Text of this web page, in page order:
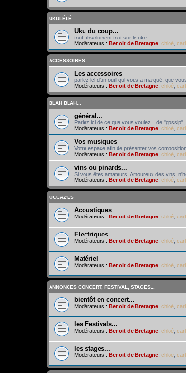
UKULÉLÉ
Uku du coup...
tout absolument tout sur le uke...
Modérateurs : Benoit de Bretagne chloé
ACCESSOIRES
Les accessoires
parlez ici d'un outil qui vous a marqué, que
Modérateurs : Benoit de Bretagne chloé
BLAH BLAH...
général...
Parlez ici de ce que vous voulez... de
Modérateurs : Benoit de Bretagne chloé
Vos musiques
Votre espace afin de présenter vos
Modérateurs : Benoit de Bretagne chloé
vins ou pinards...
Si vous êtes amateurs, Amoureux des vins,
Modérateurs : Benoit de Bretagne chloé
OCCAZ'ES
Acoustiques
Modérateurs : Benoit de Bretagne chloé
Electriques
Modérateurs : Benoit de Bretagne chloé
Matériel
Modérateurs : Benoit de Bretagne chloé
ANNONCES CONCERT, FESTIVAL, STAGES...
bientôt en concert...
Modérateurs : Benoit de Bretagne chloé
les Festivals...
Modérateurs : Benoit de Bretagne chloé
les stages...
Modérateurs : Benoit de Bretagne chloé